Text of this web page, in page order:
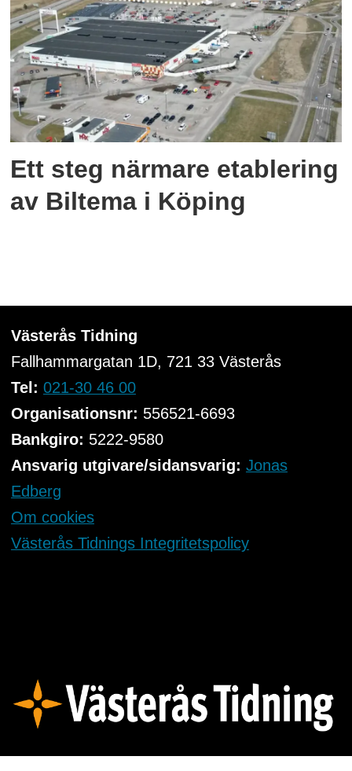
Ett steg närmare etablering
av Biltema i Köping
Västerås Tidning
Fallhammargatan 1D, 721 33Västerås
Tel: 021-30 46 00
Organisationsnr: 556521-6693
Bankgiro: 5222-9580
Ansvarig utgivare/sidansvarig: Jonas
Edberg
Om cookies
Västerås Tidnings Integritetspolicy